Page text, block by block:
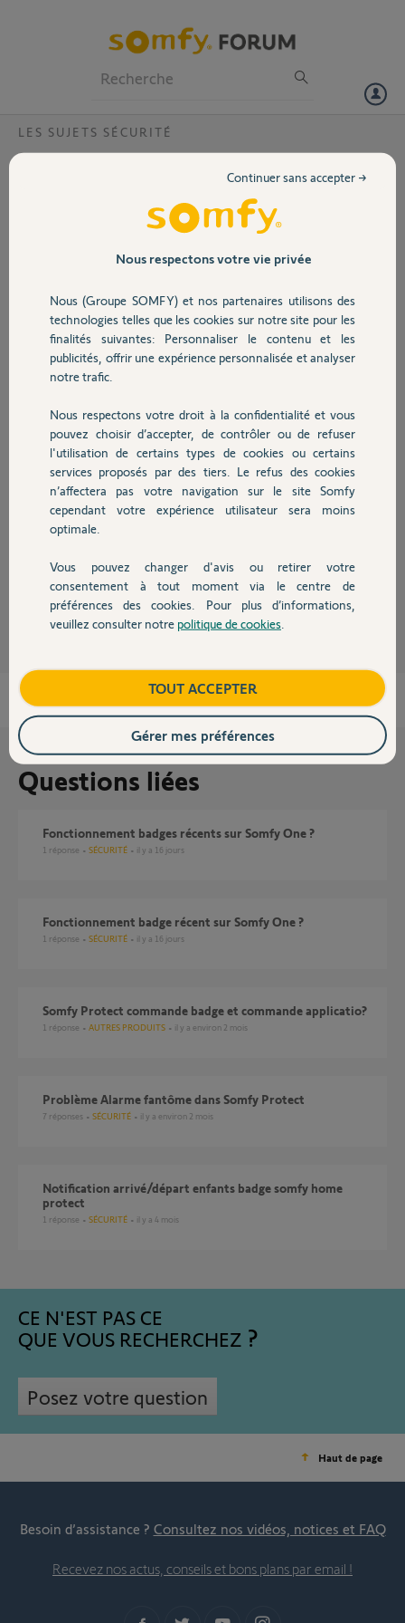
Volet
Sécurité
Domotique
Chauffage
Autres produits
Devis avec un pro
Contact
LES SUJETS SÉCURITÉ
Badge Somfy Protect pbre
Un de mes badges clignote, je change la pile, cela fonctionne pendant
quelques semaines, cela clignote, je rechange les piles et ainsi de
Patrick G.
Participer au fil de discussion
Réponses
Bonjour
Réinitialiser le badge
https://forum.somfy.fr/questions/3205388-retex-reinitialisation-badge-
Questions liées
Fonctionnement badges récents sur Somfy One ?
1 réponse SÉCURITÉ il y a 16 jours
Fonctionnement badge récent sur Somfy One ?
1 réponse SÉCURITÉ il y a 16 jours
Somfy Protect commande badge et commande applicatio?
1 réponse AUTRES PRODUITS il y a environ 2 mois
Problème Alarme fantôme dans Somfy Protect
7 réponses SÉCURITÉ il y a environ 2 mois
Notification arrivé/départ enfants badge somfy home
protect
1 réponse SÉCURITÉ il y a 4 mois
CE N'EST PAS CE
QUE VOUS RECHERCHEZ
Posez votre question
Haut de page
Besoin d’assistance ? Consultez nos vidéos, notices et FAQ
Recevez nos actus, conseils et bons plans par email !
Nous respectons votre vie privée
Nous (Groupe SOMFY) et nos partenaires utilisons des
technologies telles que les cookies sur notre site pour les
finalités suivantes: Personnaliser le contenu et les
publicités, offrir une expérience personnalisée et analyser
notre trafic.
Nous respectons votre droit à la confidentialité et vous
pouvez choisir d’accepter, de contrôler ou de refuser
l'utilisation de certains types de cookies ou certains
services proposés par des tiers. Le refus des cookies
n’affectera pas votre navigation sur le site Somfy
cependant votre expérience utilisateur sera moins
optimale.
Vous pouvez changer d'avis ou retirer votre
consentement à tout moment via le centre de
préférences des cookies. Pour plus d’informations,
veuillez consulter notre politique de cookies
Continuer sans accepter →
TOUT ACCEPTER
Gérer mes préférences